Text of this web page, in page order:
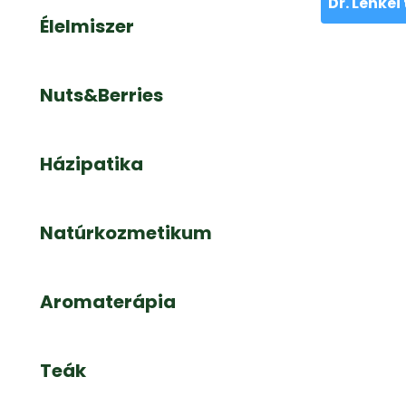
Élelmiszer
Nuts&Berries
Házipatika
Natúrkozmetikum
Aromaterápia
Teák